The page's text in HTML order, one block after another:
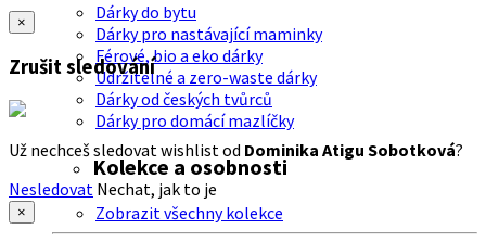
Dárky do bytu
Dárky pro nastávající maminky
Férové, bio a eko dárky
Udržitelné a zero-waste dárky
Dárky od českých tvůrců
Dárky pro domácí mazlíčky
Kolekce a osobnosti
Zobrazit všechny kolekce
×
Zrušit sledování
Už nechceš sledovat wishlist od Dominika Atigu Sobotková?
Nesledovat Nechat, jak to je
×